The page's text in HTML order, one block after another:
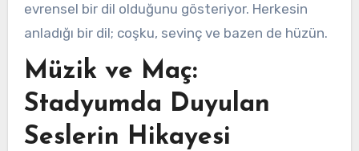
evrensel bir dil olduğunu gösteriyor. Herkesin
anladığı bir dil; coşku, sevinç ve bazen de hüzün.
Müzik ve Maç:
Stadyumda Duyulan
Seslerin Hikayesi